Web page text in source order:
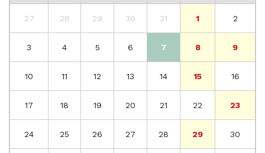
27 28 29 30 31 1 2
3 4 5 6 7 8 9
10 11 12 13 14 15 16
17 18 19 20 21 22 23
24 25 26 27 28 29 30